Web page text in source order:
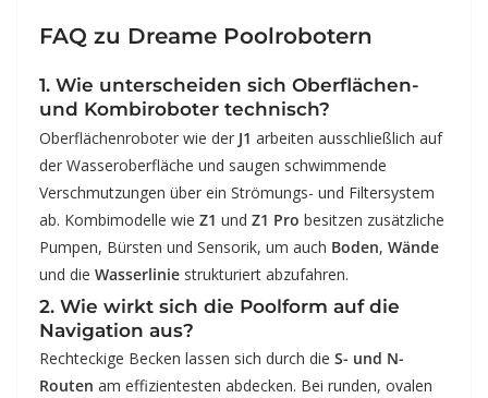
FAQ zu Dreame Poolrobotern
1. Wie unterscheiden sich Oberflächen-
und Kombiroboter technisch?
Oberflächenroboter wie der J1 arbeiten ausschließlich auf
der Wasseroberfläche und saugen schwimmende
Verschmutzungen über ein Strömungs- und Filtersystem
ab. Kombimodelle wie Z1 und Z1 Pro besitzen zusätzliche
Pumpen, Bürsten und Sensorik, um auch Boden, Wände
und die Wasserlinie strukturiert abzufahren.
2. Wie wirkt sich die Poolform auf die
Navigation aus?
Rechteckige Becken lassen sich durch die S- und N-
Routen am effizientesten abdecken. Bei runden, ovalen